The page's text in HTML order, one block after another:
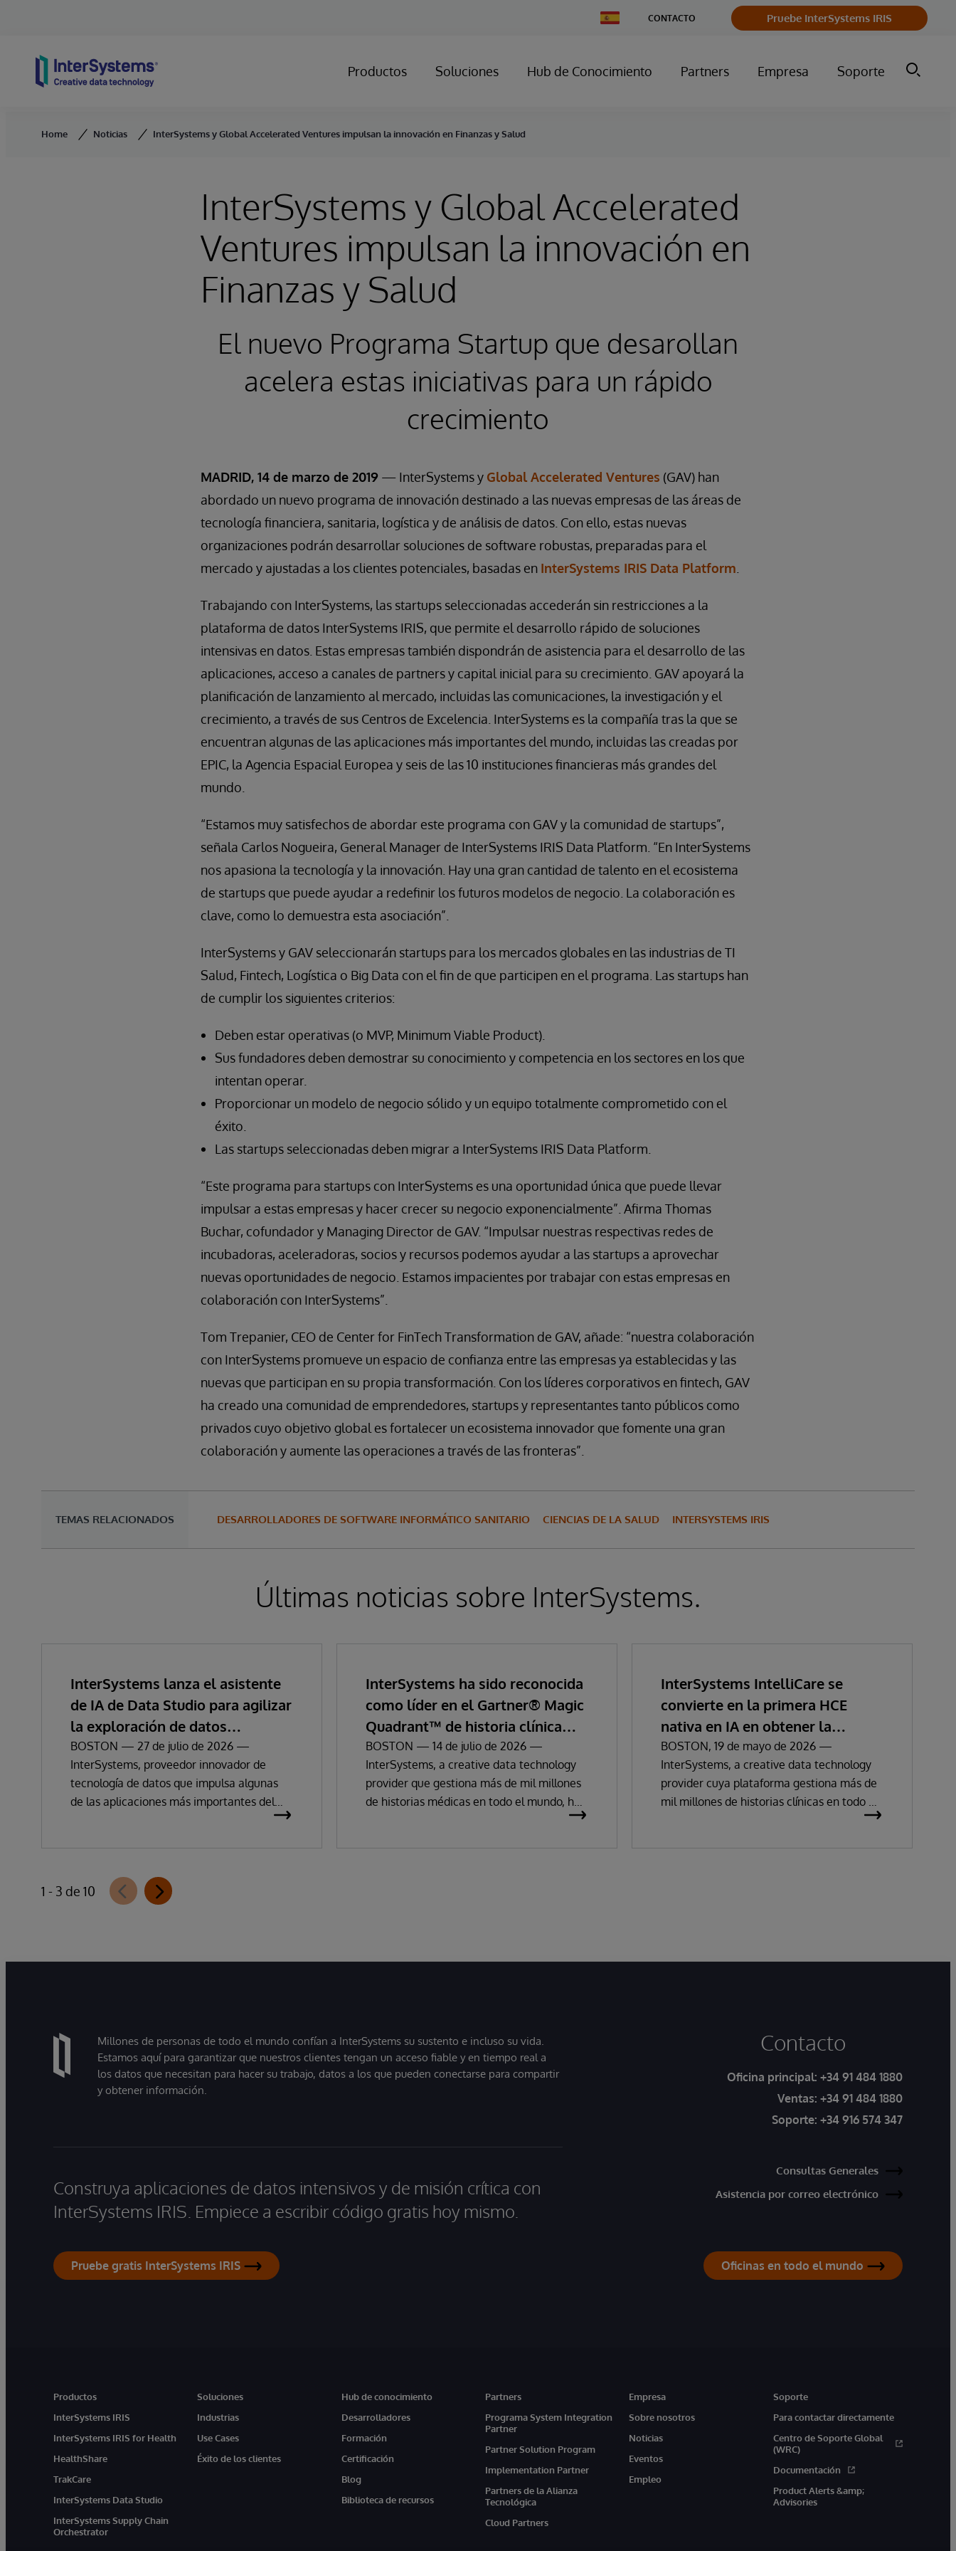
Change
Country
CONTACTO Pruebe InterSystems IRIS
Productos Soluciones Hub de Conocimiento Partners Empresa Soporte
Home Noticias InterSystems y Global Accelerated Ventures impulsan la innovación en Finanzas y Salud
InterSystems y Global Accelerated
Ventures impulsan la innovación en
Finanzas y Salud
El nuevo Programa Startup que desarollan
acelera estas iniciativas para un rápido
crecimiento
MADRID, 14 de marzo de 2019 — InterSystems y Global Accelerated Ventures (GAV) han
abordado un nuevo programa de innovación destinado a las nuevas empresas de las áreas de
tecnología financiera, sanitaria, logística y de análisis de datos. Con ello, estas nuevas
organizaciones podrán desarrollar soluciones de software robustas, preparadas para el
mercado y ajustadas a los clientes potenciales, basadas en InterSystems IRIS Data Platform
Trabajando con InterSystems, las startups seleccionadas accederán sin restricciones a la
plataforma de datos InterSystems IRIS, que permite el desarrollo rápido de soluciones
intensivas en datos. Estas empresas también dispondrán de asistencia para el desarrollo de las
aplicaciones, acceso a canales de partners y capital inicial para su crecimiento. GAV apoyará la
planificación de lanzamiento al mercado, incluidas las comunicaciones, la investigación y el
crecimiento, a través de sus Centros de Excelencia. InterSystems es la compañía tras la que se
encuentran algunas de las aplicaciones más importantes del mundo, incluidas las creadas por
EPIC, la Agencia Espacial Europea y seis de las 10 instituciones financieras más grandes del
mundo.
“Estamos muy satisfechos de abordar este programa con GAV y la comunidad de startups”,
señala Carlos Nogueira, General Manager de InterSystems IRIS Data Platform. “En InterSystems
nos apasiona la tecnología y la innovación. Hay una gran cantidad de talento en el ecosistema
de startups que puede ayudar a redefinir los futuros modelos de negocio. La colaboración es
clave, como lo demuestra esta asociación”.
InterSystems y GAV seleccionarán startups para los mercados globales en las industrias de TI
Salud, Fintech, Logística o Big Data con el fin de que participen en el programa. Las startups han
de cumplir los siguientes criterios:
Deben estar operativas (o MVP, Minimum Viable Product).
Sus fundadores deben demostrar su conocimiento y competencia en los sectores en los que
intentan operar.
Proporcionar un modelo de negocio sólido y un equipo totalmente comprometido con el
éxito.
Las startups seleccionadas deben migrar a InterSystems IRIS Data Platform.
“Este programa para startups con InterSystems es una oportunidad única que puede llevar
impulsar a estas empresas y hacer crecer su negocio exponencialmente”. Afirma Thomas
Buchar, cofundador y Managing Director de GAV. “Impulsar nuestras respectivas redes de
incubadoras, aceleradoras, socios y recursos podemos ayudar a las startups a aprovechar
nuevas oportunidades de negocio. Estamos impacientes por trabajar con estas empresas en
colaboración con InterSystems”.
Tom Trepanier, CEO de Center for FinTech Transformation de GAV, añade: “nuestra colaboración
con InterSystems promueve un espacio de confianza entre las empresas ya establecidas y las
nuevas que participan en su propia transformación. Con los líderes corporativos en fintech, GAV
ha creado una comunidad de emprendedores, startups y representantes tanto públicos como
privados cuyo objetivo global es fortalecer un ecosistema innovador que fomente una gran
colaboración y aumente las operaciones a través de las fronteras”.
TEMAS RELACIONADOS DESARROLLADORES DE SOFTWARE INFORMÁTICO SANITARIO CIENCIAS DE LA SALUD INTERSYSTEMS IRIS
Últimas noticias sobre InterSystems.
InterSystems lanza el asistente
de IA de Data Studio para agilizar
la exploración de datos
empresariales y la obtención de
información
BOSTON — 27 de julio de 2026 —
InterSystems, proveedor innovador de
tecnología de datos que impulsa algunas
de las aplicaciones más importantes del
mundo, ha anunciado hoy la disponibilidad
Data Studio basada en IA generativa que
permite a las organizaciones comprender,
proporcionar a estos sistemas acceso a
información fiable, actualizada y preparada
para su uso empresarial.
InterSystems ha sido reconocida
como líder en el Gartner® Magic
Quadrant™ de historia clínica
electrónica empresarial
BOSTON — 14 de julio de 2026 —
InterSystems, a creative data technology
provider que gestiona más de mil millones
de historias médicas en todo el mundo, ha
InterSystems IntelliCare se
convierte en la primera HCE
nativa en IA en obtener la
certificación del Reglamento
Europeo de Dispositivos Médicos
BOSTON, 19 de mayo de 2026 —
InterSystems, a creative data technology
provider cuya plataforma gestiona más de
mil millones de historias clínicas en todo el
mundo, ha anunciado que sus soluciones de
1 - 3 de 10
Millones de personas de todo el mundo confían a InterSystems su sustento e incluso su vida.
Estamos aquí para garantizar que nuestros clientes tengan un acceso fiable y en tiempo real a
los datos que necesitan para hacer su trabajo, datos a los que pueden conectarse para compartir
y obtener información.
Construya aplicaciones de datos intensivos y de misión crítica con
InterSystems IRIS. Empiece a escribir código gratis hoy mismo.
Pruebe gratis InterSystems IRIS
Contacto
Oficina principal: +34 91 484 1880
Ventas: +34 91 484 1880
Soporte: +34 916 574 347
Consultas Generales
Asistencia por correo electrónico
Oficinas en todo el mundo
Productos
InterSystems IRIS
InterSystems IRIS for Health
HealthShare
TrakCare
InterSystems Data Studio
InterSystems Supply Chain
Orchestrator
Soluciones
Industrias
Use Cases
Éxito de los clientes
Hub de conocimiento
Desarrolladores
Formación
Certificación
Blog
Biblioteca de recursos
Partners
Programa System Integration
Partner
Partner Solution Program
Implementation Partner
Partners de la Alianza
Tecnológica
Cloud Partners
Empresa
Sobre nosotros
Noticias
Eventos
Empleo
Soporte
Para contactar directamente
Centro de Soporte Global
(WRC)
Documentación
Product Alerts &amp;
Advisories